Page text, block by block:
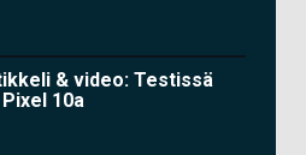
& video: Testissä
10a